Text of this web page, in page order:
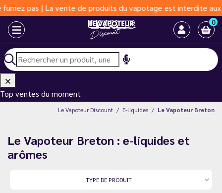
| La vente de produits du vapotage est interdite aux moins
0
Top ventes du moment
Le Vapoteur Discount E-liquides Le Vapoteur Breton
Le Vapoteur Breton : e-liquides et
arômes
TYPE DE PRODUIT